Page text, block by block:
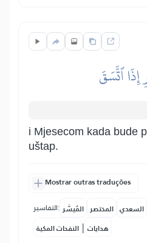
إِذَا ٱتَّسَقَ
i Mjesecom kada bude
uštap.
Mostrar outras traduções
التفاسير: المُيسَّر المختصر السعدي
النفحات المكية | هدايات